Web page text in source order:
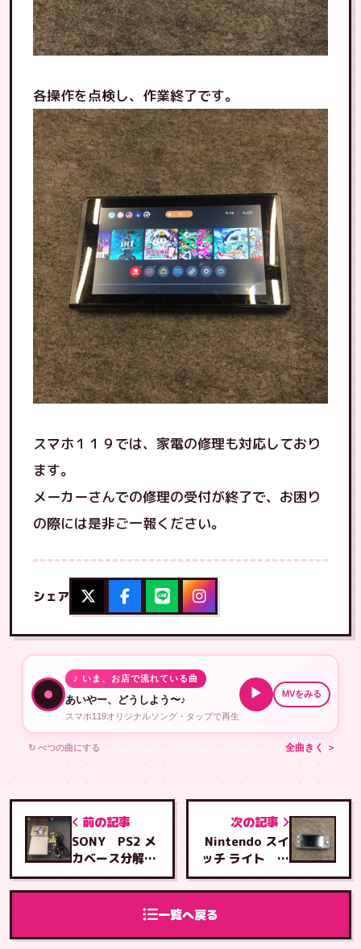
各操作を点検し、作業終了です。
スマホ１１９では、家電の修理も対応しており
ます。
メーカーさんでの修理の受付が終了で、お困り
の際には是非ご一報ください。
シェア
♪ いま、お店で流れている曲
あいやー、どうしよう〜♪
スマホ119オリジナルソング・タップで再生
▶ MVをみる
↻ べつの曲にする 全曲きく ＞
前の記事
SONY PS2 メ
カベース分解修
理、
一覧へ戻る
次の記事
Nintendo スイ
ッチ ライト タ
ッチパネル交換
修理